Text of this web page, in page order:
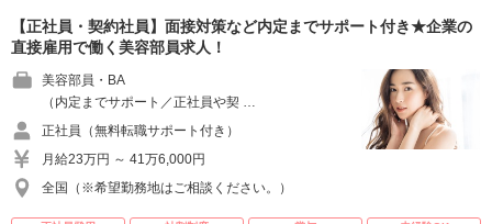
【正社員・契約社員】面接対策など内定までサポート付き★企業の
直接雇用で働く美容部員求人！
美容部員・BA
（内定までサポート／正社員や契 …
正社員（無料転職サポート付き）
月給23万円 ～ 41万6,000円
全国（※希望勤務地はご相談ください。）